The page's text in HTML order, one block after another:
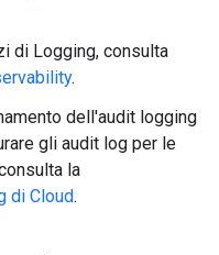
di Logging, consulta
.
dell'audit logging
gli audit log per le
la
di Cloud.